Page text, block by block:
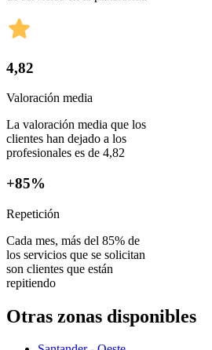
4,82
Valoración media
La valoración media que los
clientes han dejado a los
profesionales es de 4,82
+85%
Repetición
Cada mes, más del 85% de
los servicios que se solicitan
son clientes que están
repitiendo
Otras zonas disponibles